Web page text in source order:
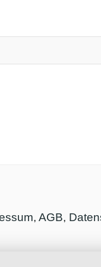
, AGB,